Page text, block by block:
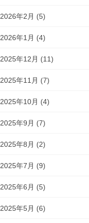
2026年2月 (5)
2026年1月 (4)
2025年12月 (11)
2025年11月 (7)
2025年10月 (4)
2025年9月 (7)
2025年8月 (2)
2025年7月 (9)
2025年6月 (5)
2025年5月 (6)